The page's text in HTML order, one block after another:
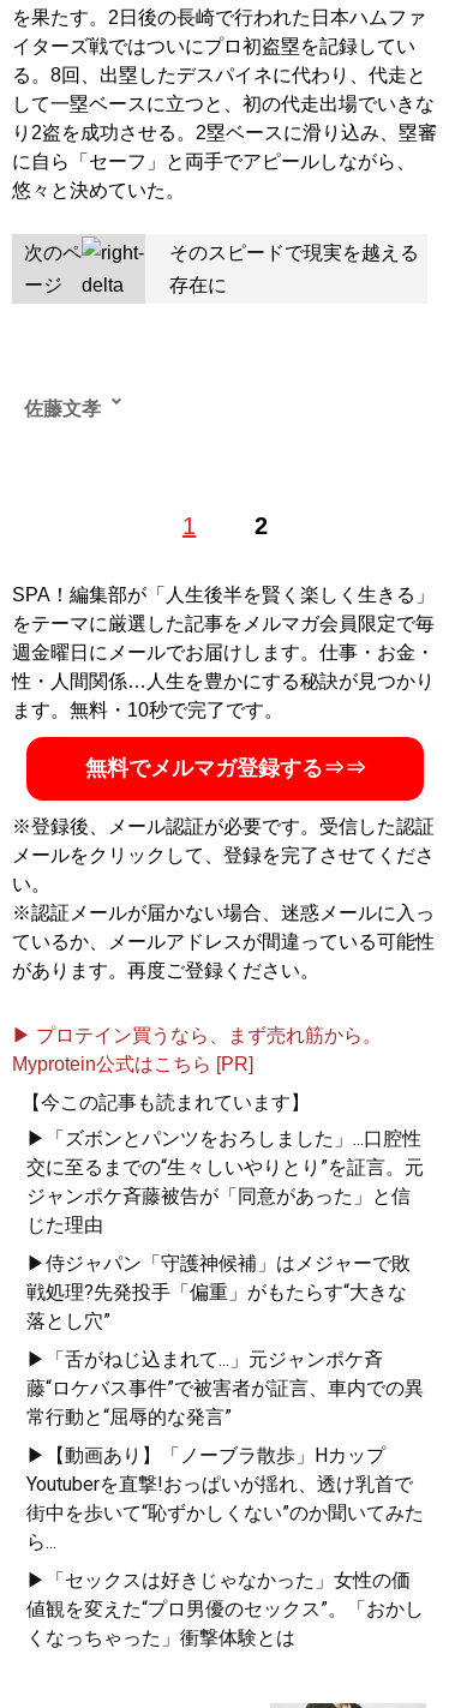
を果たす。2日後の長崎で行われた日本ハムファ
イターズ戦ではついにプロ初盗塁を記録してい
る。8回、出塁したデスパイネに代わり、代走と
して一塁ベースに立つと、初の代走出場でいきな
り2盗を成功させる。2塁ベースに滑り込み、塁審
に自ら「セーフ」と両手でアピールしながら、
悠々と決めていた。
次のペ
ージ
そのスピードで現実を越える
存在に
1 2
佐藤文孝
SPA！編集部が「人生後半を賢く楽しく生きる」
をテーマに厳選した記事をメルマガ会員限定で毎
週金曜日にメールでお届けします。仕事・お金・
性・人間関係…人生を豊かにする秘訣が見つかり
ます。無料・10秒で完了です。
無料でメルマガ登録する⇒⇒
※登録後、メール認証が必要です。受信した認証
メールをクリックして、登録を完了させてくださ
い。
※認証メールが届かない場合、迷惑メールに入っ
ているか、メールアドレスが間違っている可能性
があります。再度ご登録ください。
▶ プロテイン買うなら、まず売れ筋から。
Myprotein公式はこちら [PR]
【今この記事も読まれています】
▶「ズボンとパンツをおろしました」...口腔性
交に至るまでの“生々しいやりとり”を証言。元
ジャンポケ斉藤被告が「同意があった」と信
じた理由
▶侍ジャパン「守護神候補」はメジャーで敗
戦処理?先発投手「偏重」がもたらす“大きな
落とし穴”
▶「舌がねじ込まれて...」元ジャンポケ斉
藤“ロケバス事件”で被害者が証言、車内での異
常行動と“屈辱的な発言”
▶【動画あり】「ノーブラ散歩」Hカップ
Youtuberを直撃!おっぱいが揺れ、透け乳首で
街中を歩いて“恥ずかしくない”のか聞いてみた
ら...
▶「セックスは好きじゃなかった」女性の価
値観を変えた“プロ男優のセックス”。「おかし
くなっちゃった」衝撃体験とは